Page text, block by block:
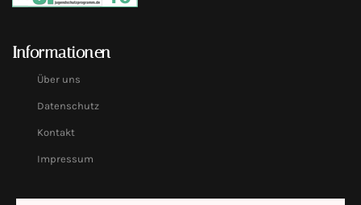
Informationen
Über uns
Datenschutz
Kontakt
Impressum